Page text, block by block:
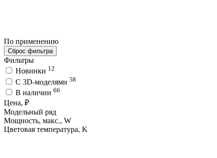
По применению
Сброс фильтра
Фильтры
Новинки 12
C 3D-моделями 58
В наличии 66
Цена, ₽
Модельный ряд
Мощность, макс., W
Цветовая температура, K